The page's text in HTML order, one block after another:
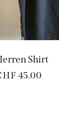
Shirt
45.00